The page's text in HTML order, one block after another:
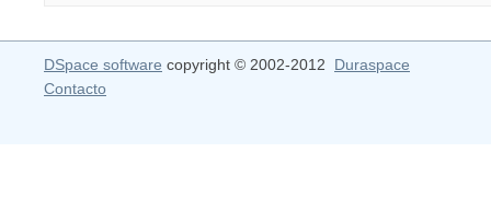
DSpace software copyright © 2002-2012 Duraspace
Contacto